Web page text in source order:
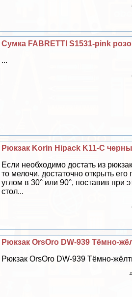
Сумка FABRETTI S1531-pink
...
Рюкзак Korin Hipack K11-C
Если необходимо достать из
то мелочи, достаточно открыть его
углом в 30° или 90°, поставив при
стол...
Рюкзак OrsOro DW-939 Тёмно-
Рюкзак OrsOro DW-939 Тёмно-